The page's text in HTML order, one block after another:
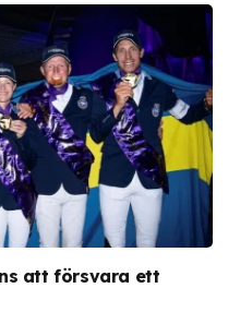
att försvara ett